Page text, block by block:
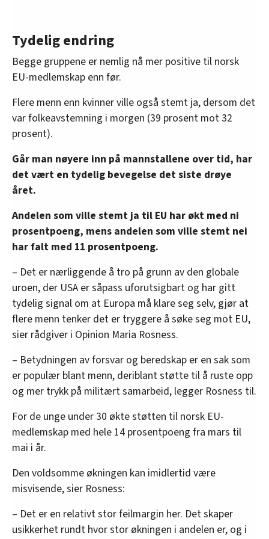
Tydelig endring
Begge gruppene er nemlig nå mer positive til norsk
EU-medlemskap enn før.
Flere menn enn kvinner ville også stemt ja, dersom det
var folkeavstemning i morgen (39 prosent mot 32
prosent).
Går man nøyere inn på mannstallene over tid, har
det vært en tydelig bevegelse det siste drøye
året.
Andelen som ville stemt ja til EU har økt med ni
prosentpoeng, mens andelen som ville stemt nei
har falt med 11 prosentpoeng.
– Det er nærliggende å tro på grunn av den globale
uroen, der USA er såpass uforutsigbart og har gitt
tydelig signal om at Europa må klare seg selv, gjør at
flere menn tenker det er tryggere å søke seg mot EU,
sier rådgiver i Opinion Maria Rosness.
– Betydningen av forsvar og beredskap er en sak som
er populær blant menn, deriblant støtte til å ruste opp
og mer trykk på militært samarbeid, legger Rosness til.
For de unge under 30 økte støtten til norsk EU-
medlemskap med hele 14 prosentpoeng fra mars til
mai i år.
Den voldsomme økningen kan imidlertid være
misvisende, sier Rosness:
– Det er en relativt stor feilmargin her. Det skaper
usikkerhet rundt hvor stor økningen i andelen er, og i